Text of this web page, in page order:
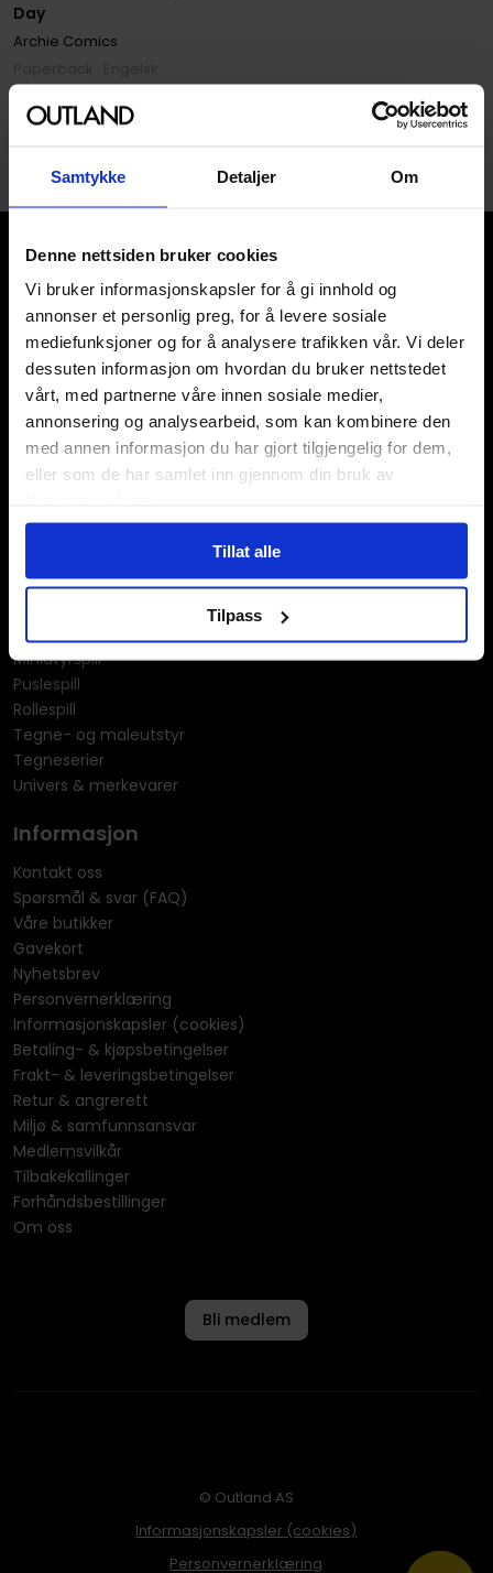
Samtykke Detaljer Om
Denne nettsiden bruker cookies
Vi bruker informasjonskapsler for å gi innhold og
annonser et personlig preg, for å levere sosiale
mediefunksjoner og for å analysere trafikken vår. Vi deler
dessuten informasjon om hvordan du bruker nettstedet
vårt, med partnerne våre innen sosiale medier,
annonsering og analysearbeid, som kan kombinere den
med annen informasjon du har gjort tilgjengelig for dem,
eller som de har samlet inn gjennom din bruk av
Tillat alle
Tilpass
Day
Archie Comics
Våre kategorier
Brettspill
Bøker
Godteri, mat & drikke
Hobby & fritid
Kortspill & samlekort
LEGO
Miniatyrspill
Puslespill
Rollespill
Tegne- og maleutstyr
Tegneserier
Univers & merkevarer
Informasjon
Kontakt oss
Spørsmål & svar (FAQ)
Våre butikker
Gavekort
Nyhetsbrev
Personvernerklæring
Informasjonskapsler (cookies)
Betaling- & kjøpsbetingelser
Frakt- & leveringsbetingelser
Retur & angrerett
Miljø & samfunnsansvar
Medlemsvilkår
Tilbakekallinger
Forhåndsbestillinger
Om oss
Bli medlem
© Outland AS
Informasjonskapsler (cookies)
Personvernerklæring